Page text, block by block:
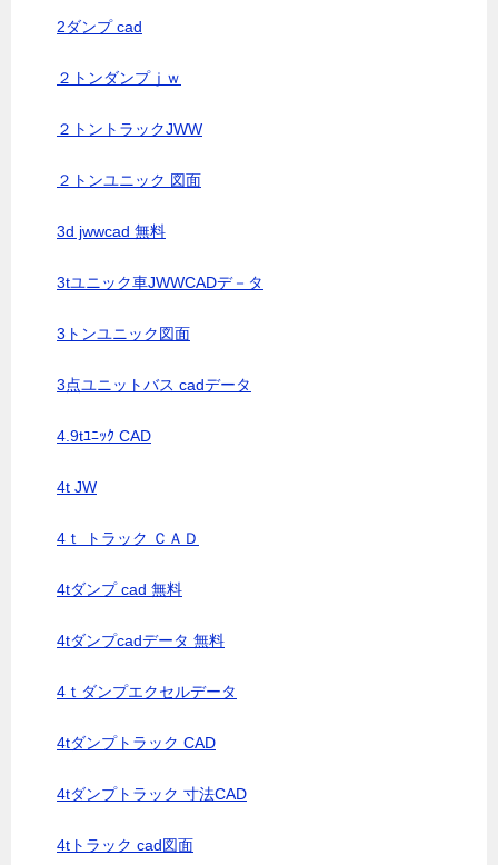
2ダンプ cad
２トンダンプｊｗ
２トントラックJWW
２トンユニック 図面
3d jwwcad 無料
3tユニック車JWWCADデ－タ
3トンユニック図面
3点ユニットバス cadデータ
4.9tﾕﾆｯｸ CAD
4t JW
4ｔ トラック ＣＡＤ
4tダンプ cad 無料
4tダンプcadデータ 無料
4ｔダンプエクセルデータ
4tダンプトラック CAD
4tダンプトラック 寸法CAD
4tトラック cad図面